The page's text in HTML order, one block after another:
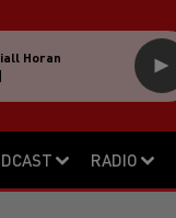
RADIO
Horan